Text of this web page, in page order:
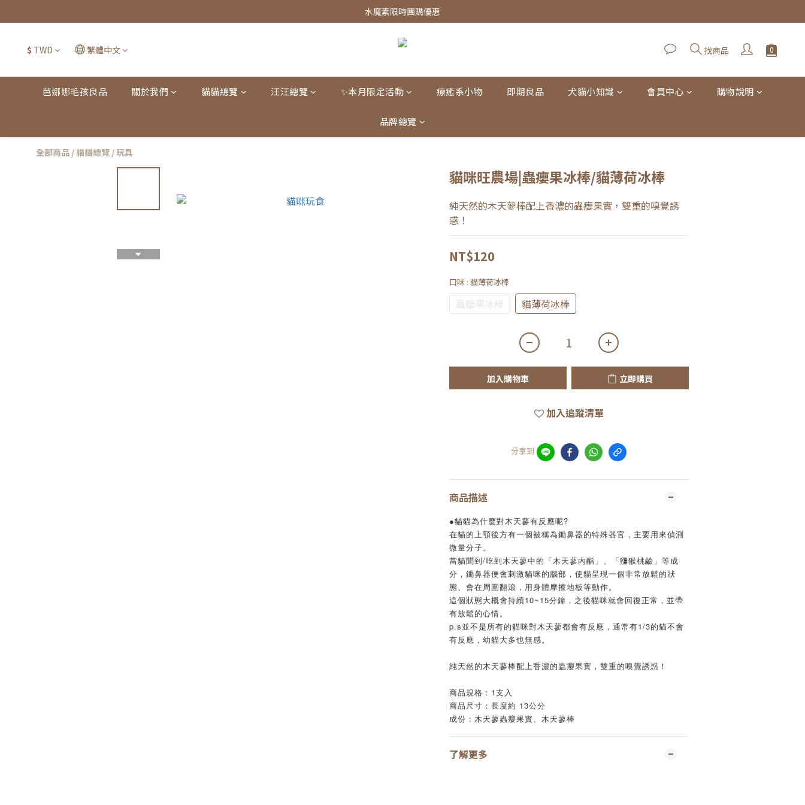
皇家飼料75折餐包$38起
水魔素限時團購優惠
$ TWD 繁體中文 找商品
芭娜娜毛孩良品 關於我們 貓貓總覽 汪汪總覽 ✨本月限定活動 療癒系小物 即期良品 犬貓小知識 會員中心 購物說明
品牌總覽
全部商品 /貓貓總覽 /玩具
貓咪旺農場|蟲癭果冰棒/貓薄荷冰棒
純天然的木天蓼棒配上香濃的蟲癭果實，雙重的嗅覺誘
惑！
NT$120
口味 : 貓薄荷冰棒
蟲癭果冰棒 貓薄荷冰棒
加入購物車 立即購買
加入追蹤清單
分享到
商品描述
●貓貓為什麼對木天蓼有反應呢?
在貓的上顎後方有一個被稱為鋤鼻器的特殊器官，主要用來偵測
微量分子。
當貓聞到/吃到木天蓼中的「木天蓼內酯」、「獼猴桃鹼」等成
分，鋤鼻器便會刺激貓咪的腦部，使貓呈現一個非常放鬆的狀
態、會在周圍翻滾，用身體摩擦地板等動作。
這個狀態大概會持續10~15分鐘，之後貓咪就會回復正常，並帶
有放鬆的心情。
p.s並不是所有的貓咪對木天蓼都會有反應，通常有1/3的貓不會
有反應，幼貓大多也無感。
純天然的木天蓼棒配上香濃的蟲癭果實，雙重的嗅覺誘惑！
商品規格：1支入
商品尺寸：長度約 13公分
成份：木天蓼蟲癭果實、木天蓼棒
了解更多